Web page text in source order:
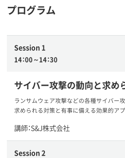
プログラム
Session 1
14：00～14：30
サイバー攻撃の動向と求め
ランサムウェア攻撃などの各種サイバー
求められる対策と有事に備える効果的ア
講師：S&J株式会社
Session 2